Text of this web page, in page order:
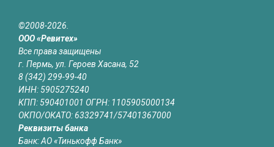
©2008-2026.
ООО «Ревитех»
Все права защищены
г. Пермь, ул. Героев Хасана, 52
8 (342) 299-99-40
ИНН: 5905275240
КПП: 590401001 ОГРН: 1105905000134
ОКПО/ОКАТО: 63329741/57401367000
Реквизиты банка
Банк: АО «Тинькофф Банк»